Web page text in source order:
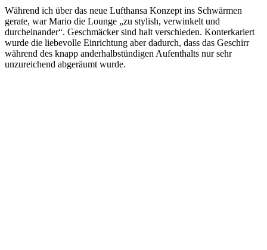
Während ich über das neue Lufthansa Konzept ins Schwärmen
gerate, war Mario die Lounge „zu stylish, verwinkelt und
durcheinander“. Geschmäcker sind halt verschieden. Konterkariert
wurde die liebevolle Einrichtung aber dadurch, dass das Geschirr
während des knapp anderhalbstündigen Aufenthalts nur sehr
unzureichend abgeräumt wurde.